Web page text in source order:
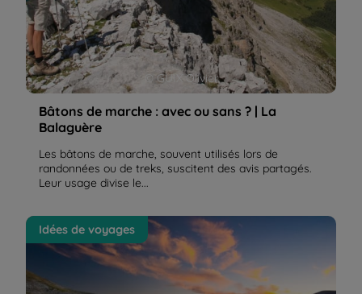
© GUIX Olivier
Bâtons de marche : avec ou sans ? | La
Balaguère
Les bâtons de marche, souvent utilisés lors de
randonnées ou de treks, suscitent des avis partagés.
Leur usage divise le...
"De Gavarnie à Ordesa" est une valeur sûre de La
Balaguère | La Balaguère
Idées de voyages